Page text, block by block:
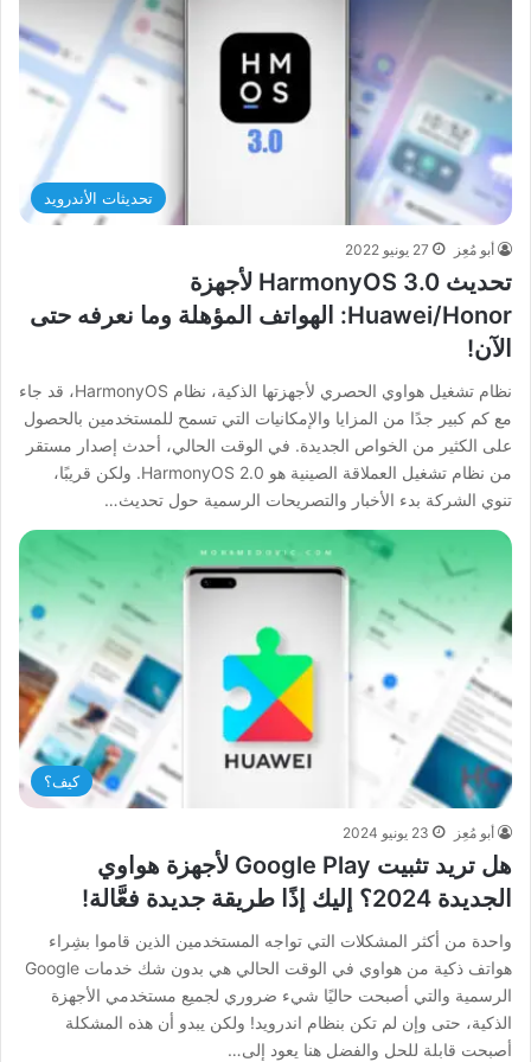
تحديثات الأندرويد
أبو مُعِز 27 يونيو 2022
تحديث HarmonyOS 3.0 لأجهزة
Huawei/Honor: الهواتف المؤهلة وما نعرفه حتى
الآن!
نظام تشغيل هواوي الحصري لأجهزتها الذكية، نظام HarmonyOS، قد جاء
مع كم كبير جدًا من المزايا والإمكانيات التي تسمح للمستخدمين بالحصول
على الكثير من الخواص الجديدة. في الوقت الحالي، أحدث إصدار مستقر
من نظام تشغيل العملاقة الصينية هو HarmonyOS 2.0. ولكن قريبًا،
تنوي الشركة بدء الأخبار والتصريحات الرسمية حول تحديث…
كيف؟
أبو مُعِز 23 يونيو 2024
هل تريد تثبيت Google Play لأجهزة هواوي
الجديدة 2024؟ إليك إذًا طريقة جديدة فعَّالة!
واحدة من أكثر المشكلات التي تواجه المستخدمين الذين قاموا بشِراء
هواتف ذكية من هواوي في الوقت الحالي هي بدون شك خدمات Google
الرسمية والتي أصبحت حاليًا شيء ضروري لجميع مستخدمي الأجهزة
الذكية، حتى وإن لم تكن بنظام اندرويد! ولكن يبدو أن هذه المشكلة
أصبحت قابلة للحل والفضل هنا يعود إلى…